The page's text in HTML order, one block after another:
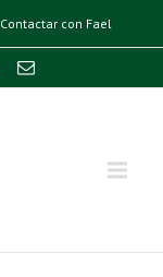
Contactar con Fael